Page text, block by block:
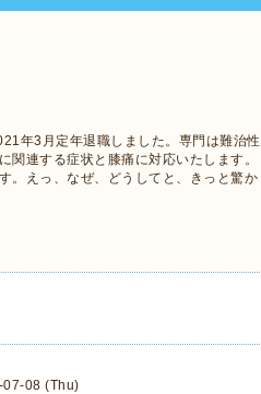
年3月定年退職しました。専門は難治性
連する症状と膝痛に対応いたします。
。えっ、なぜ、どうしてと、きっと驚か
07-08 (Thu)